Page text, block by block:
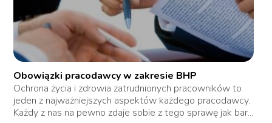
Obowiązki pracodawcy w zakresie BHP
Ochrona życia i zdrowia zatrudnionych pracowników to
jeden z najważniejszych aspektów każdego pracodawcy.
Każdy z nas na pewno zdaje sobie z tego sprawę jak bar...